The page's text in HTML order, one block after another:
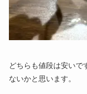
どちらも値段は安いで
ないかと思います。